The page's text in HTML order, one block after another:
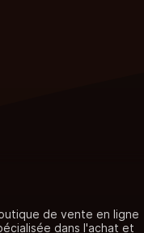
de vente en ligne
dans l'achat et